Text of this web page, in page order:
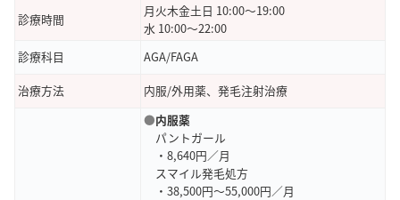
レビュー 5 ★★★★★
受付の方もカウンセラーの方も対応が丁寧で安心しまし
昔からコンプレックスで髪について色々質問してしまい
ましたが、親身に相談にのってくれました。良い病院だ
診療時間
月火木金土日 10:00～19:00
水 10:00～22:00
診療科目
AGA/FAGA
治療方法
内服/外用薬、発毛注射治療
●内服薬
パントガール
・8,640円／月
スマイル発毛処方
・38,500円～55,000円／月